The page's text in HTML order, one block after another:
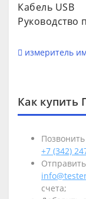
Кабель USB
Руководство
измеритель
Как купить
+7 (342)
счета;